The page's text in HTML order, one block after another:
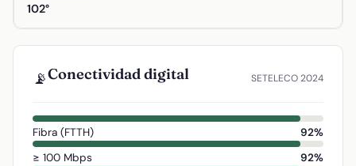
102°
📡Conectividad digital SETELECO 2024
Fibra (FTTH)
92%
≥ 100 Mbps
92%